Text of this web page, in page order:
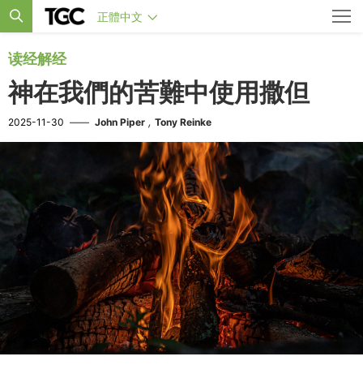
正體中文
读经解经
神在我們的苦難中使用撒但
2025-11-30 —— John Piper , Tony Reinke